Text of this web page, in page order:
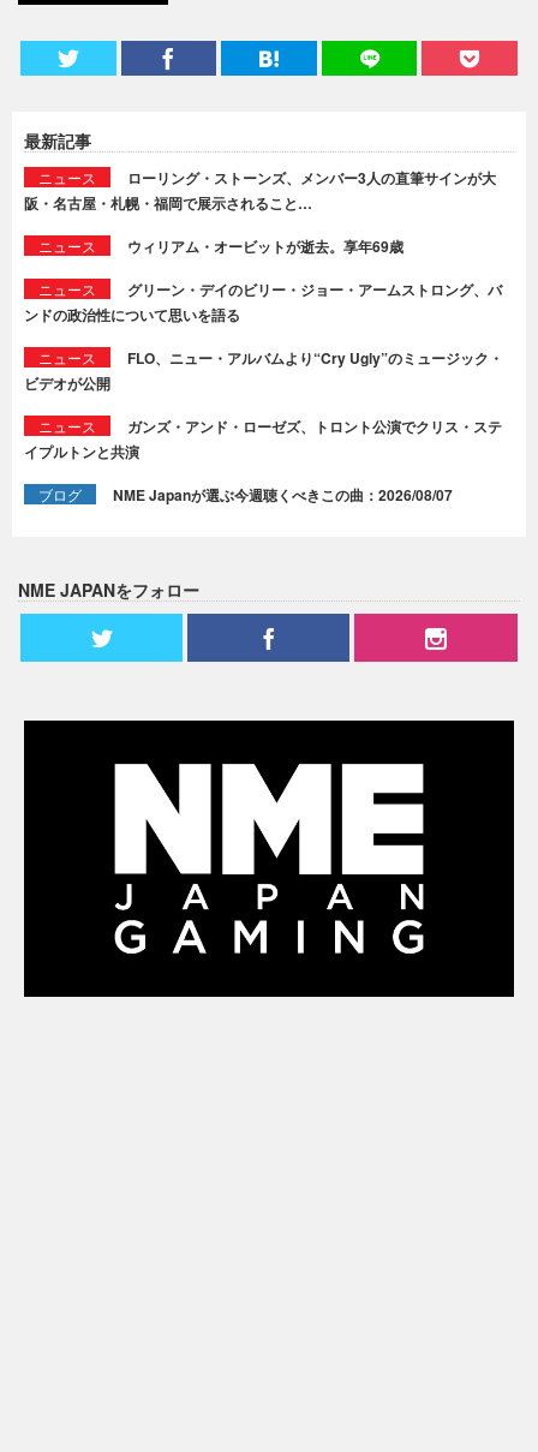
最新記事
ニュース
ローリング・ストーンズ、メンバー3人の直筆サインが大
阪・名古屋・札幌・福岡で展示されること…
ニュース ウィリアム・オービットが逝去。享年69歳
ニュース
グリーン・デイのビリー・ジョー・アームストロング、バ
ンドの政治性について思いを語る
ニュース
FLO、ニュー・アルバムより“Cry Ugly”のミュージック・
ビデオが公開
ニュース
ガンズ・アンド・ローゼズ、トロント公演でクリス・ステ
イプルトンと共演
ブログ NME Japanが選ぶ今週聴くべきこの曲：2026/08/07
NME JAPANをフォロー